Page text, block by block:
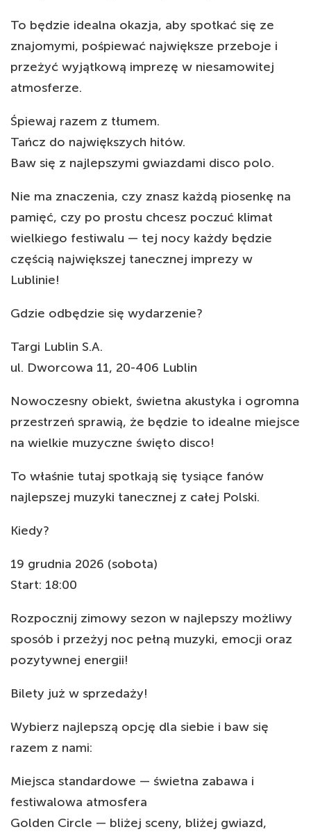
To będzie idealna okazja, aby spotkać się ze
znajomymi, pośpiewać największe przeboje i
przeżyć wyjątkową imprezę w niesamowitej
atmosferze.
Śpiewaj razem z tłumem.
Tańcz do największych hitów.
Baw się z najlepszymi gwiazdami disco polo.
Nie ma znaczenia, czy znasz każdą piosenkę na
pamięć, czy po prostu chcesz poczuć klimat
wielkiego festiwalu — tej nocy każdy będzie
częścią największej tanecznej imprezy w
Lublinie!
Gdzie odbędzie się wydarzenie?
Targi Lublin S.A.
ul. Dworcowa 11, 20-406 Lublin
Nowoczesny obiekt, świetna akustyka i ogromna
przestrzeń sprawią, że będzie to idealne miejsce
na wielkie muzyczne święto disco!
To właśnie tutaj spotkają się tysiące fanów
najlepszej muzyki tanecznej z całej Polski.
Kiedy?
19 grudnia 2026 (sobota)
Start: 18:00
Rozpocznij zimowy sezon w najlepszy możliwy
sposób i przeżyj noc pełną muzyki, emocji oraz
pozytywnej energii!
Bilety już w sprzedaży!
Wybierz najlepszą opcję dla siebie i baw się
razem z nami:
Miejsca standardowe — świetna zabawa i
festiwalowa atmosfera
Golden Circle — bliżej sceny, bliżej gwiazd,